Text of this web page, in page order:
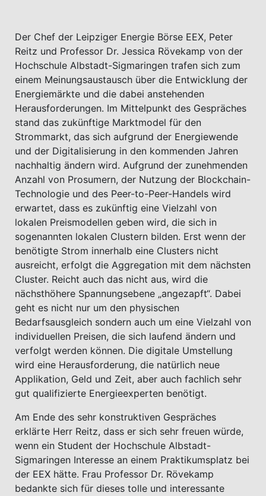
Der Chef der Leipziger Energie Börse EEX, Peter
Reitz und Professor Dr. Jessica Rövekamp von der
Hochschule Albstadt-Sigmaringen trafen sich zum
einem Meinungsaustausch über die Entwicklung der
Energiemärkte und die dabei anstehenden
Herausforderungen. Im Mittelpunkt des Gespräches
stand das zukünftige Marktmodel für den
Strommarkt, das sich aufgrund der Energiewende
und der Digitalisierung in den kommenden Jahren
nachhaltig ändern wird. Aufgrund der zunehmenden
Anzahl von Prosumern, der Nutzung der Blockchain-
Technologie und des Peer-to-Peer-Handels wird
erwartet, dass es zukünftig eine Vielzahl von
lokalen Preismodellen geben wird, die sich in
sogenannten lokalen Clustern bilden. Erst wenn der
benötigte Strom innerhalb eine Clusters nicht
ausreicht, erfolgt die Aggregation mit dem nächsten
Cluster. Reicht auch das nicht aus, wird die
nächsthöhere Spannungsebene „angezapft“. Dabei
geht es nicht nur um den physischen
Bedarfsausgleich sondern auch um eine Vielzahl von
individuellen Preisen, die sich laufend ändern und
verfolgt werden können. Die digitale Umstellung
wird eine Herausforderung, die natürlich neue
Applikation, Geld und Zeit, aber auch fachlich sehr
gut qualifizierte Energieexperten benötigt.
Am Ende des sehr konstruktiven Gespräches
erklärte Herr Reitz, dass er sich sehr freuen würde,
wenn ein Student der Hochschule Albstadt-
Sigmaringen Interesse an einem Praktikumsplatz bei
der EEX hätte. Frau Professor Dr. Rövekamp
bedankte sich für dieses tolle und interessante